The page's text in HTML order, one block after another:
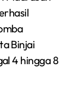
Binjai
4 hingga 8